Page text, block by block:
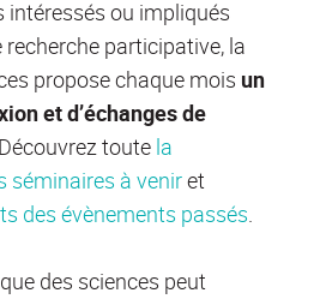
intéressés ou impliqués
participative, la
propose chaque mois un
et d’échanges de
toute la
séminaires à veniret
des évènements passés.
des sciences peut